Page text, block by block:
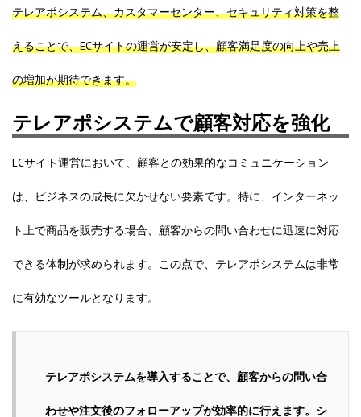
テレアポシステム、カスタマーセンター、セキュリティ対策を整
えることで、ECサイトの運営が安定し、顧客満足度の向上や売上
の増加が期待できます。
テレアポシステムで顧客対応を強化
ECサイト運営において、顧客との効果的なコミュニケーション
は、ビジネスの成長に欠かせない要素です。特に、インターネッ
ト上で商品を販売する場合、顧客からの問い合わせに迅速に対応
できる体制が求められます。この点で、テレアポシステムは非常
に有効なツールとなります。
テレアポシステムを導入することで、顧客からの問い合
わせや注文後のフォローアップが効率的に行えます。シ